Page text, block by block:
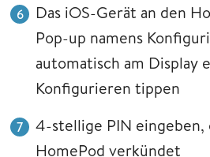
Das iOS-Gerät an den
Pop-up namens
automatisch am Display
Konfigurieren tippen
4-stellige PIN eingeben,
HomePod verkündet